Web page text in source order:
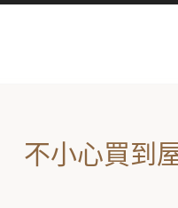
不小心買到